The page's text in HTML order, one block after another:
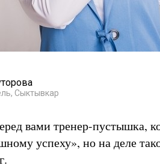
Сыктывкар
вами тренер-пустышка,
успеху», но на деле